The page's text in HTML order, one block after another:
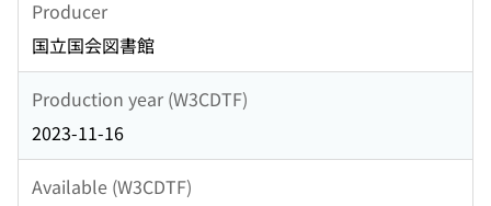
Producer
国立国会図書館
Production year (W3CDTF)
2023-11-16
Available (W3CDTF)